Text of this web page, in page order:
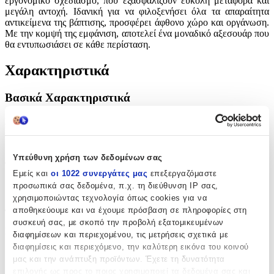
Υπεύθυνη χρήση των δεδομένων σας
Εμείς και οι 1022 συνεργάτες μας επεξεργαζόμαστε
προσωπικά σας δεδομένα, π.χ. τη διεύθυνση IP σας,
χρησιμοποιώντας τεχνολογία όπως cookies για να
αποθηκεύουμε και να έχουμε πρόσβαση σε πληροφορίες στη
συσκευή σας, με σκοπό την προβολή εξατομικευμένων
διαφημίσεων και περιεχομένου, τις μετρήσεις σχετικά με
διαφημίσεις και περιεχόμενο, την καλύτερη εικόνα του κοινού
μας και την ανάπτυξη προϊόντων. Έχετε τη δυνατότητα
μεγάλη αντοχή. Ιδανική για να φιλοξενήσει όλα τα απαραίτητα
αντικείμενα της βάπτισης, προσφέρει άφθονο χώρο και οργάνωση.
Με την κομψή της εμφάνιση, αποτελεί ένα μοναδικό αξεσουάρ που
θα εντυπωσιάσει σε κάθε περίσταση.
Χαρακτηριστικά
Βασικά Χαρακτηριστικά
Είδος:
Φύλο:
Κορίτσι
Διαστάσεις
Πλάτος:
22